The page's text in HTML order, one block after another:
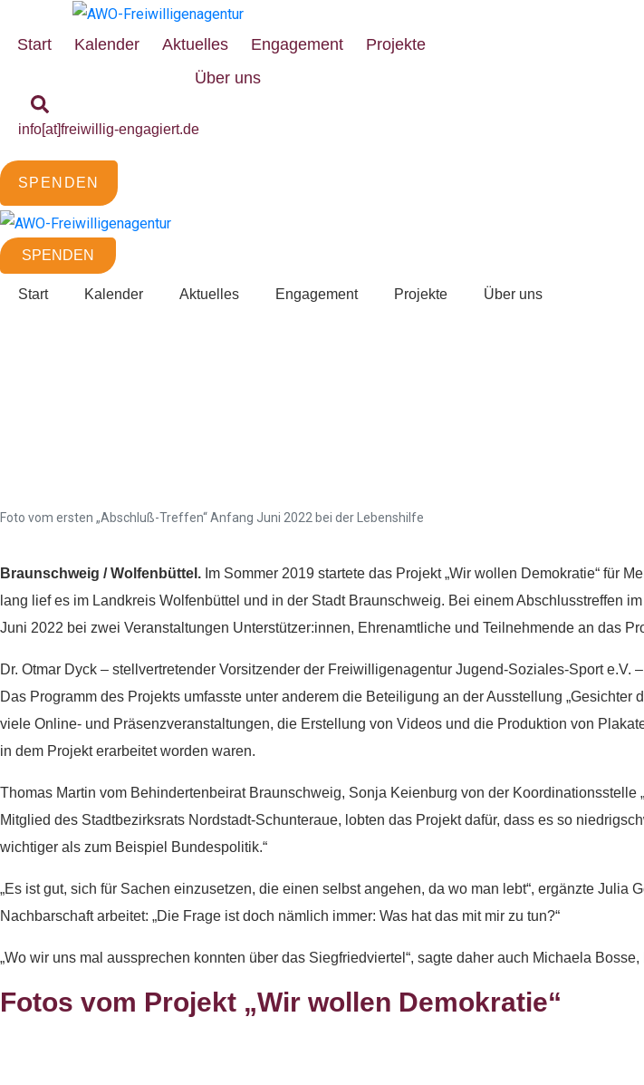
Start Kalender Aktuelles Engagement
Projekte
Über uns
info[at]freiwillig-engagiert.de
SPENDEN
SPENDEN
Start Kalender Aktuelles Engagement Projekte Über uns
Foto vom ersten „Abschluß-Treffen“ Anfang Juni 2022 bei der Lebenshilfe
Braunschweig / Wolfenbüttel. Im Sommer 2019 startete das Projekt „Wir wollen Demokratie“ für
lang lief es im Landkreis Wolfenbüttel und in der Stadt Braunschweig. Bei einem Abschlusstreffen
Juni 2022 bei zwei Veranstaltungen Unterstützer:innen, Ehrenamtliche und Teilnehmende an das
Dr. Otmar Dyck – stellvertretender Vorsitzender der Freiwilligenagentur Jugend-Soziales-Sport e.V.
Das Programm des Projekts umfasste unter anderem die Beteiligung an der Ausstellung „Gesichter
viele Online- und Präsenzveranstaltungen, die Erstellung von Videos und die Produktion von
in dem Projekt erarbeitet worden waren.
Thomas Martin vom Behindertenbeirat Braunschweig, Sonja Keienburg von der
Mitglied des Stadtbezirksrats Nordstadt-Schunteraue, lobten das Projekt dafür, dass es so
wichtiger als zum Beispiel Bundespolitik.“
„Es ist gut, sich für Sachen einzusetzen, die einen selbst angehen, da wo man lebt“, ergänzte Julia
Nachbarschaft arbeitet: „Die Frage ist doch nämlich immer: Was hat das mit mir zu tun?“
„Wo wir uns mal aussprechen konnten über das Siegfriedviertel“, sagte daher auch Michaela
Fotos vom Projekt „Wir wollen Demokratie“